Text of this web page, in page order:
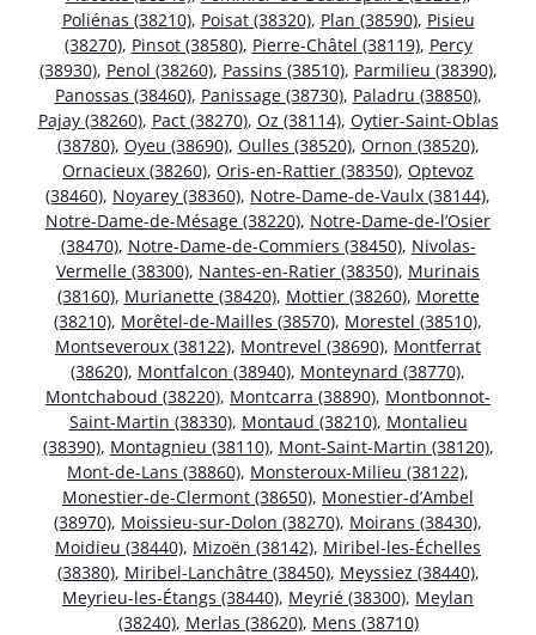
Poliénas (38210), Poisat (38320), Plan (38590), Pisieu
(38270), Pinsot (38580), Pierre-Châtel (38119), Percy
(38930), Penol (38260), Passins (38510), Parmilieu (38390),
Panossas (38460), Panissage (38730), Paladru (38850),
Pajay (38260), Pact (38270), Oz (38114), Oytier-Saint-Oblas
(38780), Oyeu (38690), Oulles (38520), Ornon (38520),
Ornacieux (38260), Oris-en-Rattier (38350), Optevoz
(38460), Noyarey (38360), Notre-Dame-de-Vaulx (38144),
Notre-Dame-de-Mésage (38220), Notre-Dame-de-l’Osier
(38470), Notre-Dame-de-Commiers (38450), Nivolas-
Vermelle (38300), Nantes-en-Ratier (38350), Murinais
(38160), Murianette (38420), Mottier (38260), Morette
(38210), Morêtel-de-Mailles (38570), Morestel (38510),
Montseveroux (38122), Montrevel (38690), Montferrat
(38620), Montfalcon (38940), Monteynard (38770),
Montchaboud (38220), Montcarra (38890), Montbonnot-
Saint-Martin (38330), Montaud (38210), Montalieu
(38390), Montagnieu (38110), Mont-Saint-Martin (38120),
Mont-de-Lans (38860), Monsteroux-Milieu (38122),
Monestier-de-Clermont (38650), Monestier-d’Ambel
(38970), Moissieu-sur-Dolon (38270), Moirans (38430),
Moidieu (38440), Mizoën (38142), Miribel-les-Échelles
(38380), Miribel-Lanchâtre (38450), Meyssiez (38440),
Meyrieu-les-Étangs (38440), Meyrié (38300), Meylan
(38240), Merlas (38620), Mens (38710)